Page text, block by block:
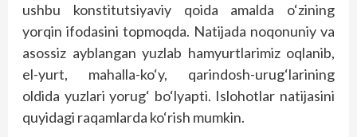
ushbu konstitutsiyaviy qoida amalda o‘zining
yorqin ifodasini topmoqda. Natijada noqonuniy va
asossiz ayblangan yuzlab hamyurtlarimiz oqlanib,
el-yurt, mahalla-ko‘y, qarindosh-urug‘larining
oldida yuzlari yorug‘ bo‘lyapti. Islohotlar natijasini
quyidagi raqamlarda ko‘rish mumkin.